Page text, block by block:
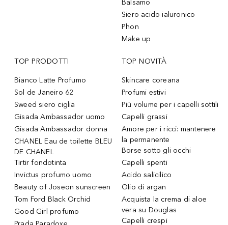
Balsamo
Siero acido ialuronico
Phon
Make up
TOP PRODOTTI
Bianco Latte Profumo
Sol de Janeiro 62
Sweed siero ciglia
Gisada Ambassador uomo
Gisada Ambassador donna
CHANEL Eau de toilette BLEU
DE CHANEL
Tirtir fondotinta
Invictus profumo uomo
Beauty of Joseon sunscreen
Tom Ford Black Orchid
Good Girl profumo
TOP NOVITÀ
Skincare coreana
Profumi estivi
Più volume per i capelli sottili
Capelli grassi
Amore per i ricci: mantenere
la permanente
Borse sotto gli occhi
Capelli spenti
Acido salicilico
Olio di argan
Acquista la crema di aloe
vera su Douglas
Capelli crespi